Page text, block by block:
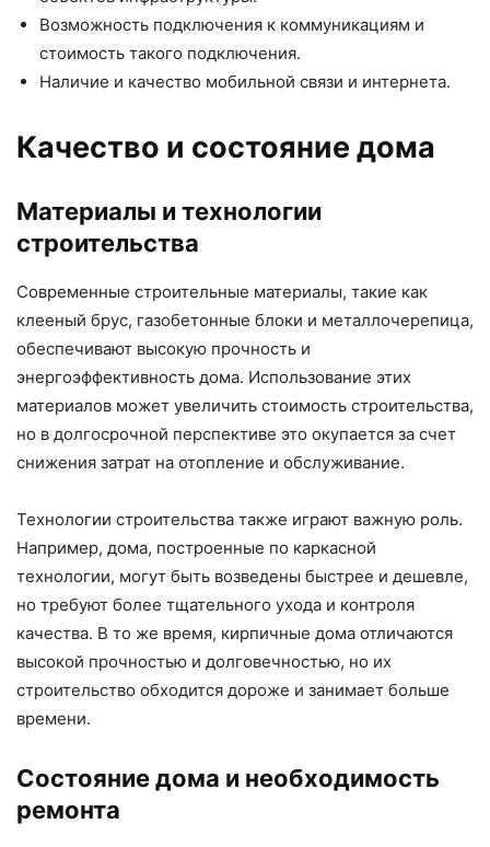
Возможность подключения к коммуникациям и
стоимость такого подключения.
Наличие и качество мобильной связи и интернета.
Качество и состояние дома
Материалы и технологии
строительства
Современные строительные материалы, такие как
клееный брус, газобетонные блоки и металлочерепица,
обеспечивают высокую прочность и
энергоэффективность дома. Использование этих
материалов может увеличить стоимость строительства,
но в долгосрочной перспективе это окупается за счет
снижения затрат на отопление и обслуживание.
Технологии строительства также играют важную роль.
Например, дома, построенные по каркасной
технологии, могут быть возведены быстрее и дешевле,
но требуют более тщательного ухода и контроля
качества. В то же время, кирпичные дома отличаются
высокой прочностью и долговечностью, но их
строительство обходится дороже и занимает больше
времени.
Состояние дома и необходимость
ремонта